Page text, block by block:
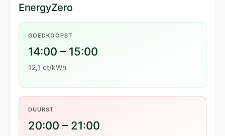
EnergyZero
GOEDKOOPST
14:00 – 15:00
12,1 ct/kWh
DUURST
20:00 – 21:00